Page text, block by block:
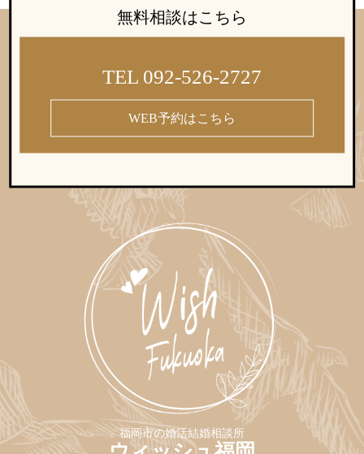
無料相談はこちら
TEL 092-526-2727
WEB予約はこちら
福岡市の婚活結婚相談所